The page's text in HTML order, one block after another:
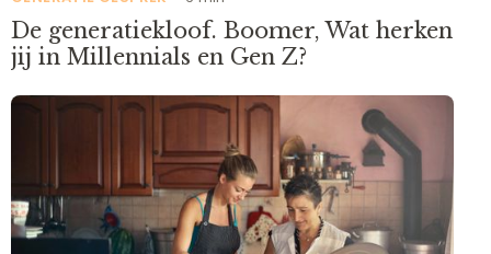
De generatiekloof. Boomer, Wat herken
jij in Millennials en Gen Z?